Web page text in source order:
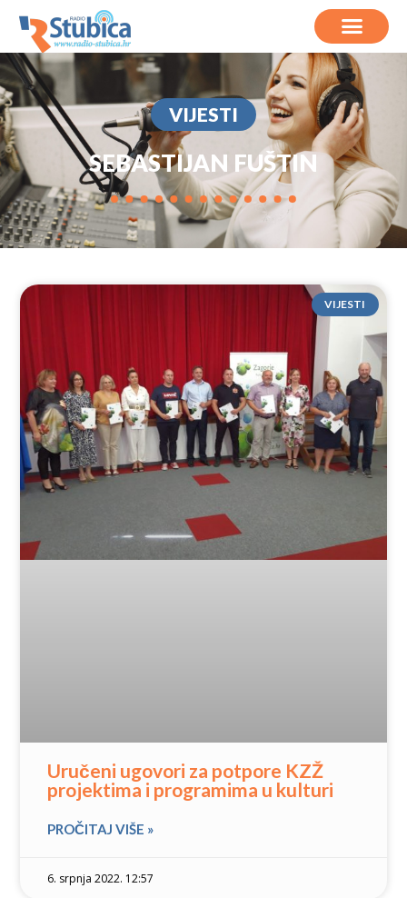
VIJESTI
SEBASTIJAN FUŠTIN
VIJESTI
Uručeni ugovori za potpore KZŽ
projektima i programima u kulturi
PROČITAJ VIŠE »
6. srpnja 2022. 12:57